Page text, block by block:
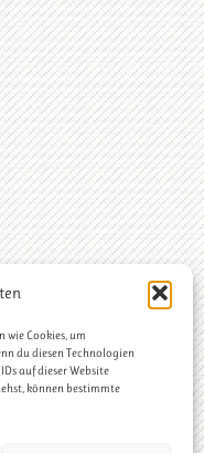
wie Cookies, um
du diesen Technologien
auf dieser Website
können bestimmte
Jahres Pralinen Savoir Vivre süßes